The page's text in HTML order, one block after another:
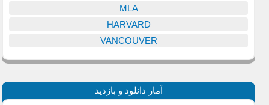
MLA
HARVARD
VANCOUVER
آمار دانلود و بازدید